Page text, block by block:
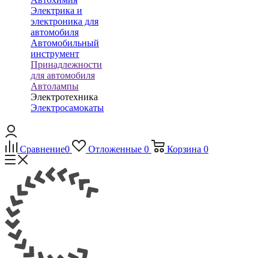
Электрика и
электроника для
автомобиля
Автомобильный
инструмент
Принадлежности
для автомобиля
Автолампы
Электротехника
Электросамокаты
Сравнение0 Отложенные 0 Корзина 0